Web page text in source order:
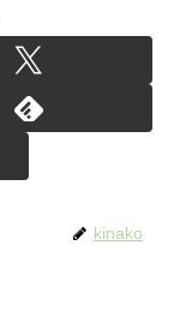
kinako